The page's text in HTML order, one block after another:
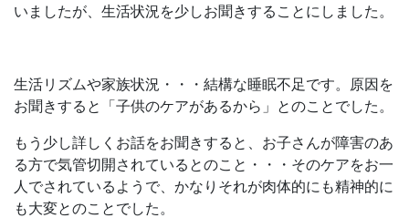
いましたが、生活状況を少しお聞きすることにしました。
生活リズムや家族状況・・・結構な睡眠不足です。原因を
お聞きすると「子供のケアがあるから」とのことでした。
もう少し詳しくお話をお聞きすると、お子さんが障害のあ
る方で気管切開されているとのこと・・・そのケアをお一
人でされているようで、かなりそれが肉体的にも精神的に
も大変とのことでした。